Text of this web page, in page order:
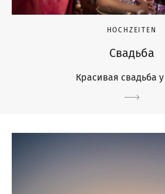
HOCHZEITEN
Свадьба
Красивая свадьба